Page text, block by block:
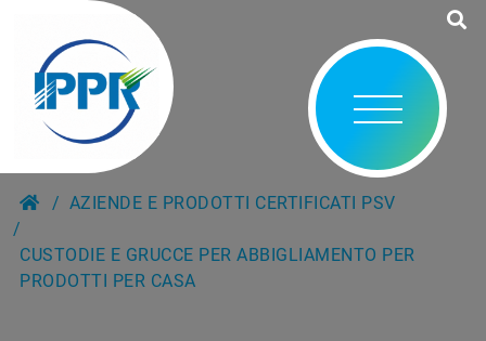
AZIENDE E PRODOTTI CERTIFICATI PSV
CUSTODIE E GRUCCE PER ABBIGLIAMENTO PER
PRODOTTI PER CASA